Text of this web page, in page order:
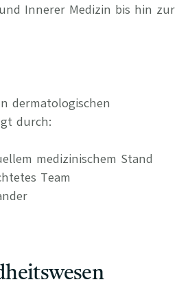
Innerer Medizin bis hin zur
dermatologischen
durch:
medizinischem Stand
Team